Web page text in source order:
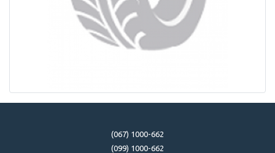
(067) 1000-662
(099) 1000-662